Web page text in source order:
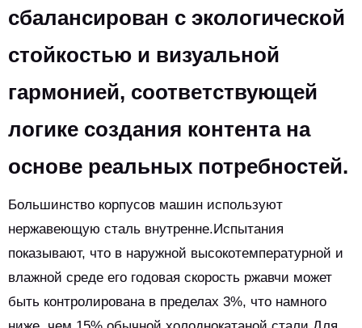
сбалансирован с экологической
стойкостью и визуальной
гармонией, соответствующей
логике создания контента на
основе реальных потребностей.
Большинство корпусов машин используют
нержавеющую сталь внутренне.Испытания
показывают, что в наружной высокотемпературной и
влажной среде его годовая скорость ржавчи может
быть контролирована в пределах 3%, что намного